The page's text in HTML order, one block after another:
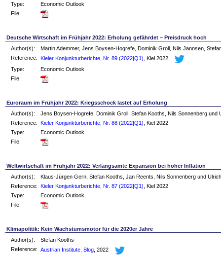
Type:
Economic Outlook
File:
Deutsche Wirtschaft im Frühjahr 2022: Erholung gefährdet – Preisdruck hoch
Author(s):
Martin Ademmer, Jens Boysen-Hogrefe, Dominik Groll, Nils Jannsen,
Reference:
Kieler Konjunkturberichte, Nr. 89 (2022|Q1) , Kiel 2022
Type:
Economic Outlook
File:
Euroraum im Frühjahr 2022: Kriegsschock lastet auf Erholung
Author(s):
Jens Boysen-Hogrefe, Dominik Groll, Stefan Kooths, Nils Sonnenberg und
Reference:
Kieler Konjunkturberichte, Nr. 88 (2022|Q1) , Kiel 2022
Type:
Economic Outlook
File:
Weltwirtschaft im Frühjahr 2022: Verlangsamte Expansion bei hoher Inflation
Author(s):
Klaus-Jürgen Gern, Stefan Kooths, Jan Reents, Nils Sonnenberg und
Reference:
Kieler Konjunkturberichte, Nr. 87 (2022|Q1) , Kiel 2022
Type:
Economic Outlook
File:
Klimapolitik: Kein Wachstumsmotor für die 2020er Jahre
Author(s):
Stefan Kooths
Reference:
Austrian Institute, Blog , 2022